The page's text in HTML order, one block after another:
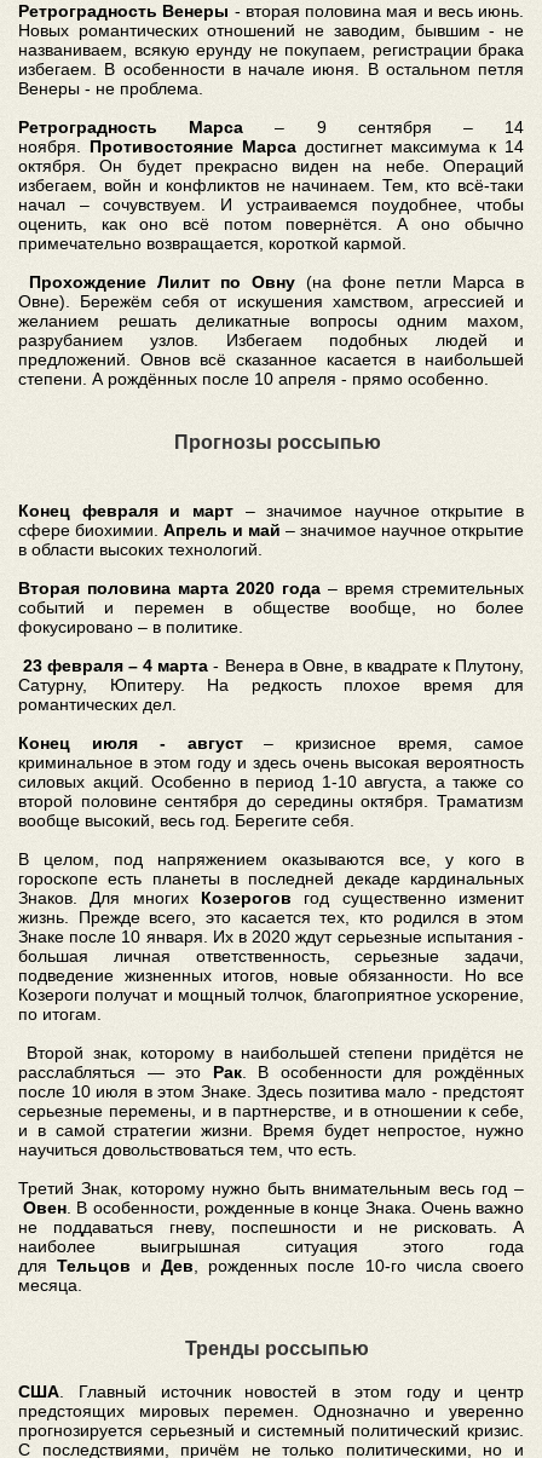
Ретроградность Венеры - вторая половина мая и весь июнь.
Новых романтических отношений не заводим, бывшим - не
названиваем, всякую ерунду не покупаем, регистрации брака
избегаем. В особенности в начале июня. В остальном петля
Венеры - не проблема.
Ретроградность Марса – 9 сентября – 14
ноября. Противостояние Марса достигнет максимума к 14
октября. Он будет прекрасно виден на небе. Операций
избегаем, войн и конфликтов не начинаем. Тем, кто всё-таки
начал – сочувствуем. И устраиваемся поудобнее, чтобы
оценить, как оно всё потом повернётся. А оно обычно
примечательно возвращается, короткой кармой.
Прохождение Лилит по Овну (на фоне петли Марса в
Овне). Бережём себя от искушения хамством, агрессией и
желанием решать деликатные вопросы одним махом,
разрубанием узлов. Избегаем подобных людей и
предложений. Овнов всё сказанное касается в наибольшей
степени. А рождённых после 10 апреля - прямо особенно.
Прогнозы россыпью
Конец февраля и март– значимое научное открытие в
сфере биохимии. Апрель и май – значимое научное открытие
в области высоких технологий.
Вторая половина марта 2020 года – время стремительных
событий и перемен в обществе вообще, но более
фокусировано – в политике.
23 февраля – 4 марта - Венера в Овне, в квадрате к Плутону,
Сатурну, Юпитеру. На редкость плохое время для
романтических дел.
Конец июля - август– кризисное время, самое
криминальное в этом году и здесь очень высокая вероятность
силовых акций. Особенно в период 1-10 августа, а также со
второй половине сентября до середины октября. Траматизм
вообще высокий, весь год. Берегите себя.
В целом, под напряжением оказываются все, у кого в
гороскопе есть планеты в последней декаде кардинальных
Знаков. Для многих Козерогов год существенно изменит
жизнь. Прежде всего, это касается тех, кто родился в этом
Знаке после 10 января. Их в 2020 ждут серьезные испытания -
большая личная ответственность, серьезные задачи,
подведение жизненных итогов, новые обязанности. Но все
Козероги получат и мощный толчок, благоприятное ускорение,
по итогам.
Второй знак, которому в наибольшей степени придётся не
расслабляться — это Рак. В особенности для рождённых
после 10 июля в этом Знаке. Здесь позитива мало - предстоят
серьезные перемены, и в партнерстве, и в отношении к себе,
и в самой стратегии жизни. Время будет непростое, нужно
научиться довольствоваться тем, что есть.
Третий Знак, которому нужно быть внимательным весь год –
Овен . В особенности, рожденные в конце Знака. Очень важно
не поддаваться гневу, поспешности и не рисковать. А
наиболее выигрышная ситуация этого года
дляТельцов и Дев , рожденных после 10-го числа своего
месяца.
Тренды россыпью
США . Главный источник новостей в этом году и центр
предстоящих мировых перемен. Однозначно и уверенно
прогнозируется серьезный и системный политический кризис.
С последствиями, причём не только политическими, но и